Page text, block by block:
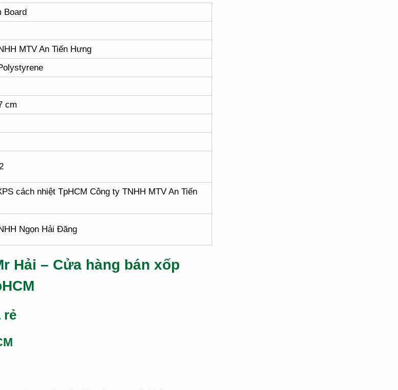
Board
MTV An Tiến Hưng
cm
cách nhiệt TpHCM Công ty TNHH MTV An Tiến
Ngọn Hải Đăng
Hải – Cửa hàng bán xốp
rẻ